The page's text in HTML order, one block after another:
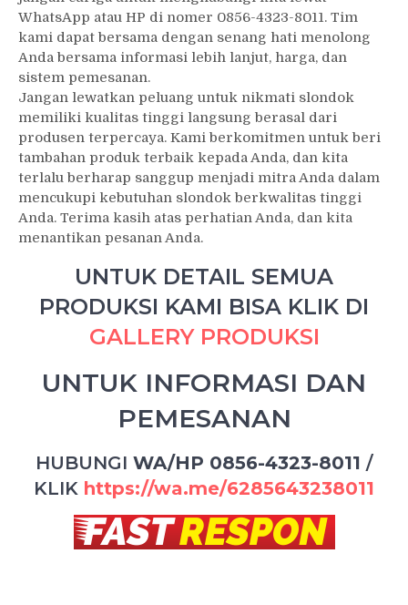
WhatsApp atau HP di nomer 0856-4323-8011. Tim
kami dapat bersama dengan senang hati menolong
Anda bersama informasi lebih lanjut, harga, dan
sistem pemesanan.
Jangan lewatkan peluang untuk nikmati slondok
memiliki kualitas tinggi langsung berasal dari
produsen terpercaya. Kami berkomitmen untuk beri
tambahan produk terbaik kepada Anda, dan kita
terlalu berharap sanggup menjadi mitra Anda dalam
mencukupi kebutuhan slondok berkwalitas tinggi
Anda. Terima kasih atas perhatian Anda, dan kita
menantikan pesanan Anda.
UNTUK DETAIL SEMUA
PRODUKSI KAMI BISA KLIK DI
GALLERY PRODUKSI
UNTUK INFORMASI DAN
PEMESANAN
HUBUNGI WA/HP 0856-4323-8011 /
KLIK https://wa.me/6285643238011